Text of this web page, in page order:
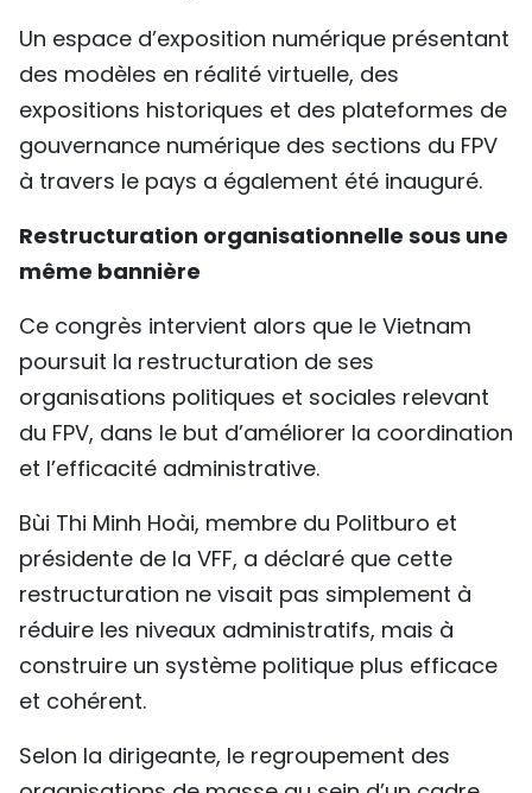
Un espace d’exposition numérique présentant
des modèles en réalité virtuelle, des
expositions historiques et des plateformes de
gouvernance numérique des sections du FPV
à travers le pays a également été inauguré.
Restructuration organisationnelle sous une
même bannière
Ce congrès intervient alors que le Vietnam
poursuit la restructuration de ses
organisations politiques et sociales relevant
du FPV, dans le but d’améliorer la coordination
et l’efficacité administrative.
Bùi Thi Minh Hoài, membre du Politburo et
présidente de la VFF, a déclaré que cette
restructuration ne visait pas simplement à
réduire les niveaux administratifs, mais à
construire un système politique plus efficace
et cohérent.
Selon la dirigeante, le regroupement des